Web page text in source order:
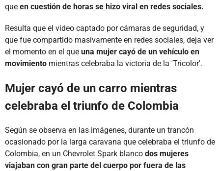
que en cuestión de horas se hizo viral en redes sociales.
Resulta que el video captado por cámaras de seguridad, y
que fue compartido masivamente en redes sociales, deja ver
el momento en el que una mujer cayó de un vehículo en
movimiento mientras celebraba la victoria de la 'Tricolor'.
Mujer cayó de un carro mientras
celebraba el triunfo de Colombia
Según se observa en las imágenes, durante un trancón
ocasionado por la larga caravana que celebraba el triunfo de
Colombia, en un Chevrolet Spark blanco dos mujeres
viajaban con gran parte del cuerpo por fuera de las